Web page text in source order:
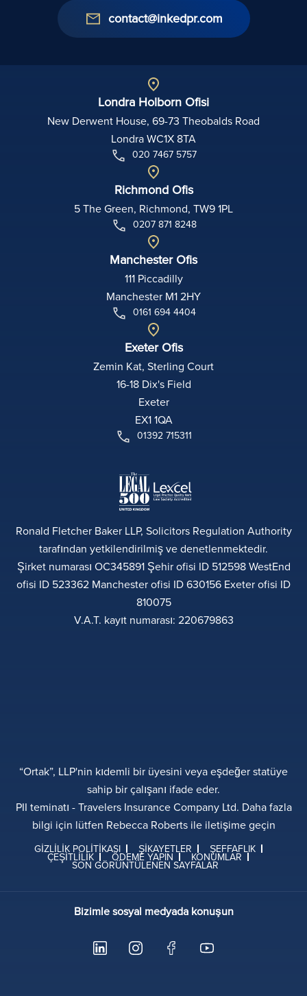
contact@inkedpr.com
Londra Holborn Ofisi
New Derwent House, 69-73 Theobalds Road
Londra WC1X 8TA
020 7467 5757
Richmond Ofis
5 The Green, Richmond, TW9 1PL
0207 871 8248
Manchester Ofis
111 Piccadilly
Manchester M1 2HY
0161 694 4404
Exeter Ofis
Zemin Kat, Sterling Court
16-18 Dix's Field
Exeter
EX1 1QA
01392 715311
Ronald Fletcher Baker LLP, Solicitors Regulation Authority
tarafından yetkilendirilmiş ve denetlenmektedir.
Şirket numarası OC345891 Şehir ofisi ID 512598 WestEnd
ofisi ID 523362 Manchester ofisi ID 630156 Exeter ofisi ID
810075
V.A.T. kayıt numarası: 220679863
“Ortak”, LLP'nin kıdemli bir üyesini veya eşdeğer statüye
sahip bir çalışanı ifade eder.
PII teminatı - Travelers Insurance Company Ltd. Daha fazla
bilgi için lütfen Rebecca Roberts ile iletişime geçin
GIZLILIK POLITIKASI ŞIKAYETLER ŞEFFAFLIK
ÇEŞITLILIK ÖDEME YAPIN KONUMLAR
SON GÖRÜNTÜLENEN SAYFALAR
Bizimle sosyal medyada konuşun